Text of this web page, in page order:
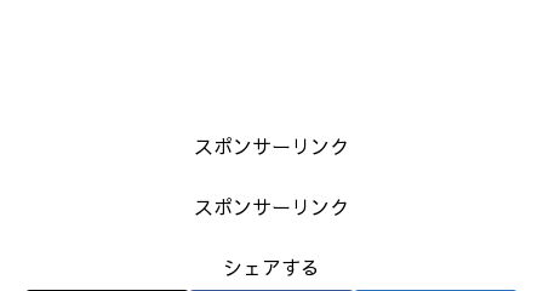
スポンサーリンク
スポンサーリンク
シェアする